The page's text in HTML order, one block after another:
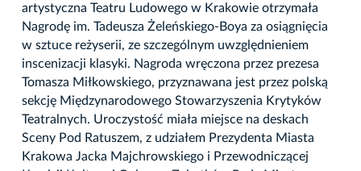
artystyczna Teatru Ludowego w Krakowie otrzymała
Nagrodę im. Tadeusza Żeleńskiego-Boya za osiągnięcia
w sztuce reżyserii, ze szczególnym uwzględnieniem
inscenizacji klasyki. Nagroda wręczona przez prezesa
Tomasza Miłkowskiego, przyznawana jest przez polską
sekcję Międzynarodowego Stowarzyszenia Krytyków
Teatralnych. Uroczystość miała miejsce na deskach
Sceny Pod Ratuszem, z udziałem Prezydenta Miasta
Krakowa Jacka Majchrowskiego i Przewodniczącej